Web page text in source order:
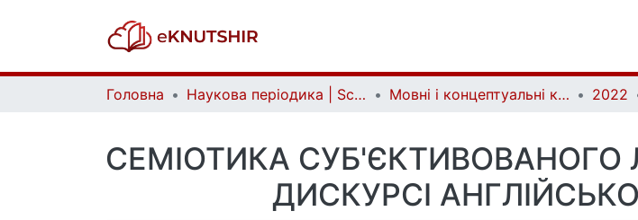
Головна Наукова періодика | Scientific periodicals Мовні і концептуальні картини світу | Linguistic and conceptual worldviews 2022
СЕМІОТИКА
ДИСКУРСІ